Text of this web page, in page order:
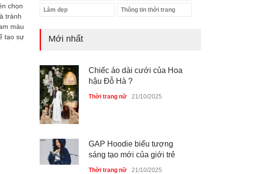
chọn
tránh
màu
tạo sự
Làm đẹp Thông tin thời trang
Mới nhất
Chiếc áo dài cưới của Hoa
hậu Đỗ Hà ?
Thời trang nữ 21/10/2025
GAP Hoodie biểu tượng
sáng tạo mới của giới trẻ
Thời trang nữ 21/10/2025